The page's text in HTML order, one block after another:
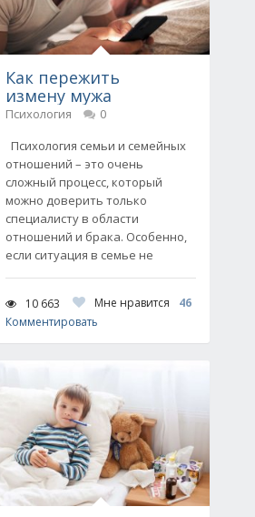
Как пережить
измену мужа
Психология
0
Психология семьи и семейных
отношений – это очень
сложный процесс, который
можно доверить только
специалисту в области
отношений и брака. Особенно,
если ситуация в семье не
10 663 Мне нравится
46
Комментировать